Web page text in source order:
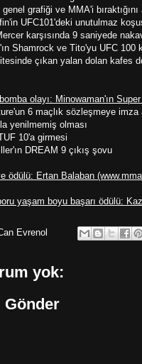
grafiği ve MMA'i bıraktığını
UFC101'deki unutulmaz
karşısında 9 saniyede
Shamrock ve Tito'yu UFC 100
çıkan yalan dolan kafes
olayı: Minowaman'ın
6 maçlık sözleşmeye imza
yenilmemiş olması
10'a girmesi
DREAM 9 çıkış şovu
ödülü: Ertan Balaban
yaşam boyu başarı ödülü:
Evrenol
yok:
Gönder